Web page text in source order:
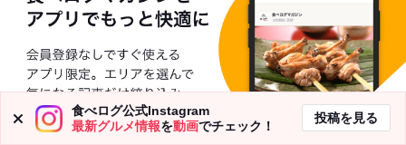
食べログ公式Instagram
最新グルメ情報を動画でチェック！
投稿を見る